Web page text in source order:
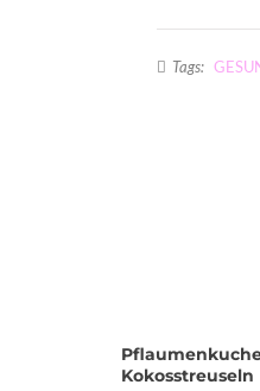
Tags:
Kokosstreuseln